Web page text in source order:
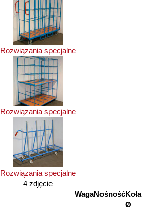
Rozwiązania specjalne
Rozwiązania specjalne
Rozwiązania specjalne
4 zdjęcie
WagaNośnośćKoła
Ø